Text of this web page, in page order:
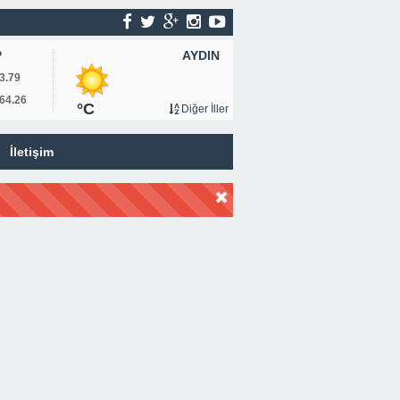
AYDIN
°C Diğer İller
İletişim